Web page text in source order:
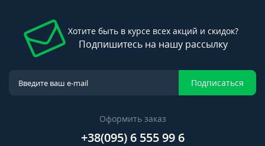
Хотите быть в курсе всех акций и скидок?
Подпишитесь на нашу рассылку
Подписаться
Оформить заказ
+38(095) 6 555 99 6